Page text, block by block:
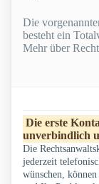
Die
besteht ein
Mehr über
Die erste
unverbindlich
Die
jederzeit
wünschen,